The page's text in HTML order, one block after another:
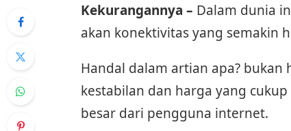
Kekurangannya – Dalam dunia
akan konektivitas yang semakin
Handal dalam artian apa?
kestabilan dan harga yang
besar dari pengguna internet.